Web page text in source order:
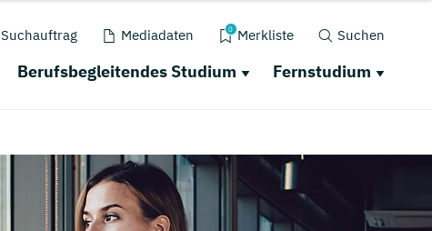
Suchauftrag Mediadaten 0 Merkliste Suchen
Berufsbegleitendes Studium Fernstudium